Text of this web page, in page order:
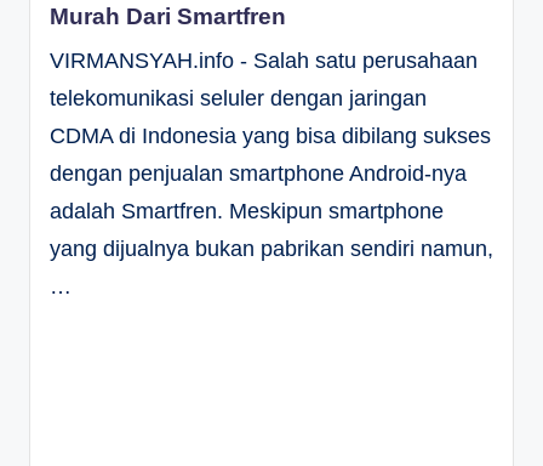
A
H
Murah Dari Smartfren
VIRMANSYAH.info - Salah satu perusahaan
telekomunikasi seluler dengan jaringan
CDMA di Indonesia yang bisa dibilang sukses
dengan penjualan smartphone Android-nya
adalah Smartfren. Meskipun smartphone
yang dijualnya bukan pabrikan sendiri namun,
…